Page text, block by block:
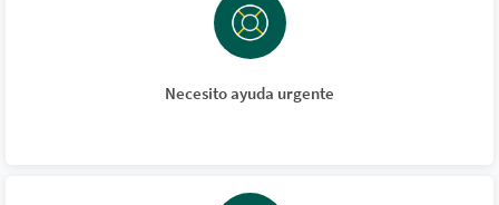
Necesito ayuda urgente